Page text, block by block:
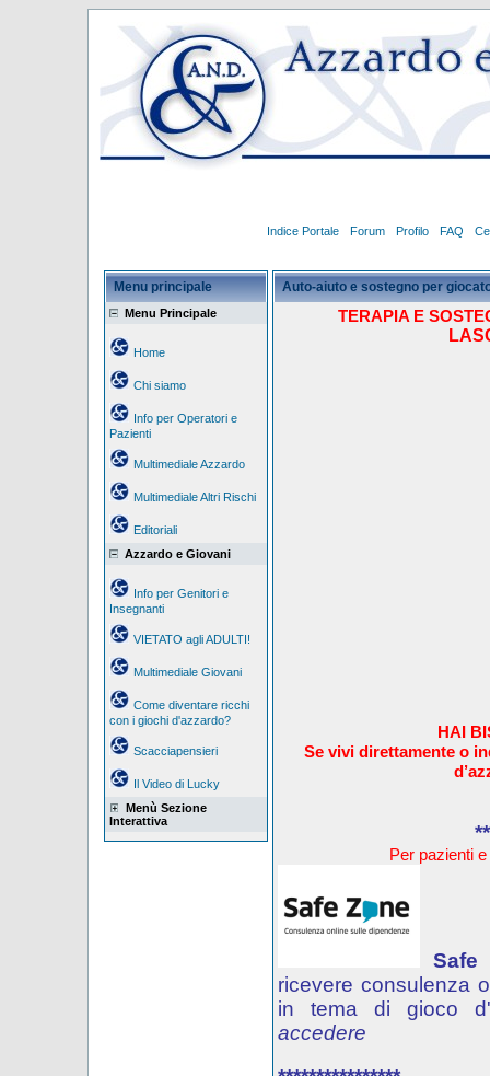
Indice Portale Forum Profilo FAQ
Menu principale
Menu Principale
Home
Chi siamo
Info per Operatori e
Pazienti
Multimediale Azzardo
Multimediale Altri Rischi
Editoriali
Azzardo e Giovani
Info per Genitori e
Insegnanti
VIETATO agli ADULTI!
Multimediale Giovani
Come diventare ricchi
con i giochi d'azzardo?
Scacciapensieri
Il Video di Lucky
Menù Sezione
Interattiva
Auto-aiuto e sostegno per
TERAPIA E
HAI
Se vivi direttamente o
Per pazienti
Safe
ricevere consulenza
in tema di gioco
accedere